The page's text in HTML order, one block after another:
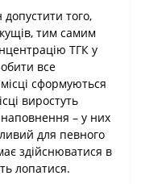
допустити того,
тим самим
ТГК у
все
сформуються
виростуть
– у них
для певного
здійснюватися в
лопатися.